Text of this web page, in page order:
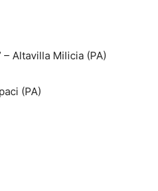
– Altavilla Milicia (PA)
(PA)